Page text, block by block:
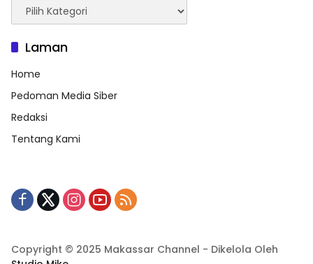
Kategori
Laman
Home
Pedoman Media Siber
Redaksi
Tentang Kami
Copyright © 2025 Makassar Channel - Dikelola Oleh